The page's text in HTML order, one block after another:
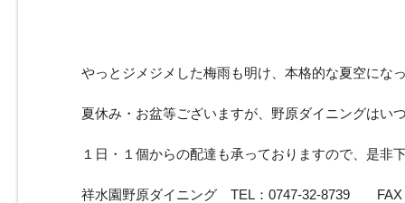
やっとジメジメした梅雨も明け、本格的な夏空にな
夏休み・お盆等ございますが、野原ダイニングはい
１日・１個からの配達も承っておりますので、是非
祥水園野原ダイニング TEL：0747-32-8739 FAX